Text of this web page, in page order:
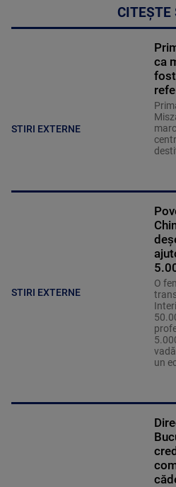
CITEȘTE
STIRI EXTERNE
ca
STIRI EXTERNE
O
un